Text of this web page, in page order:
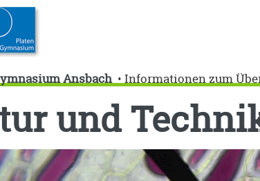
Ansbach •Informationen zum
und